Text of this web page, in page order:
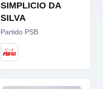
SIMPLICIO DA
SILVA
Partido PSB